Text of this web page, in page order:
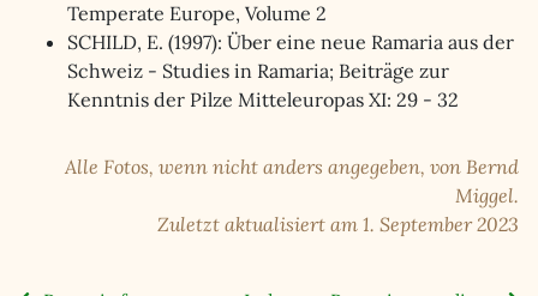
Temperate Europe, Volume 2
SCHILD, E. (1997): Über eine neue Ramaria aus der
Schweiz - Studies in Ramaria; Beiträge zur
Kenntnis der Pilze Mitteleuropas XI: 29 - 32
Alle Fotos, wenn nicht anders angegeben, von Bernd
Miggel.
Zuletzt aktualisiert am 1. September 2023